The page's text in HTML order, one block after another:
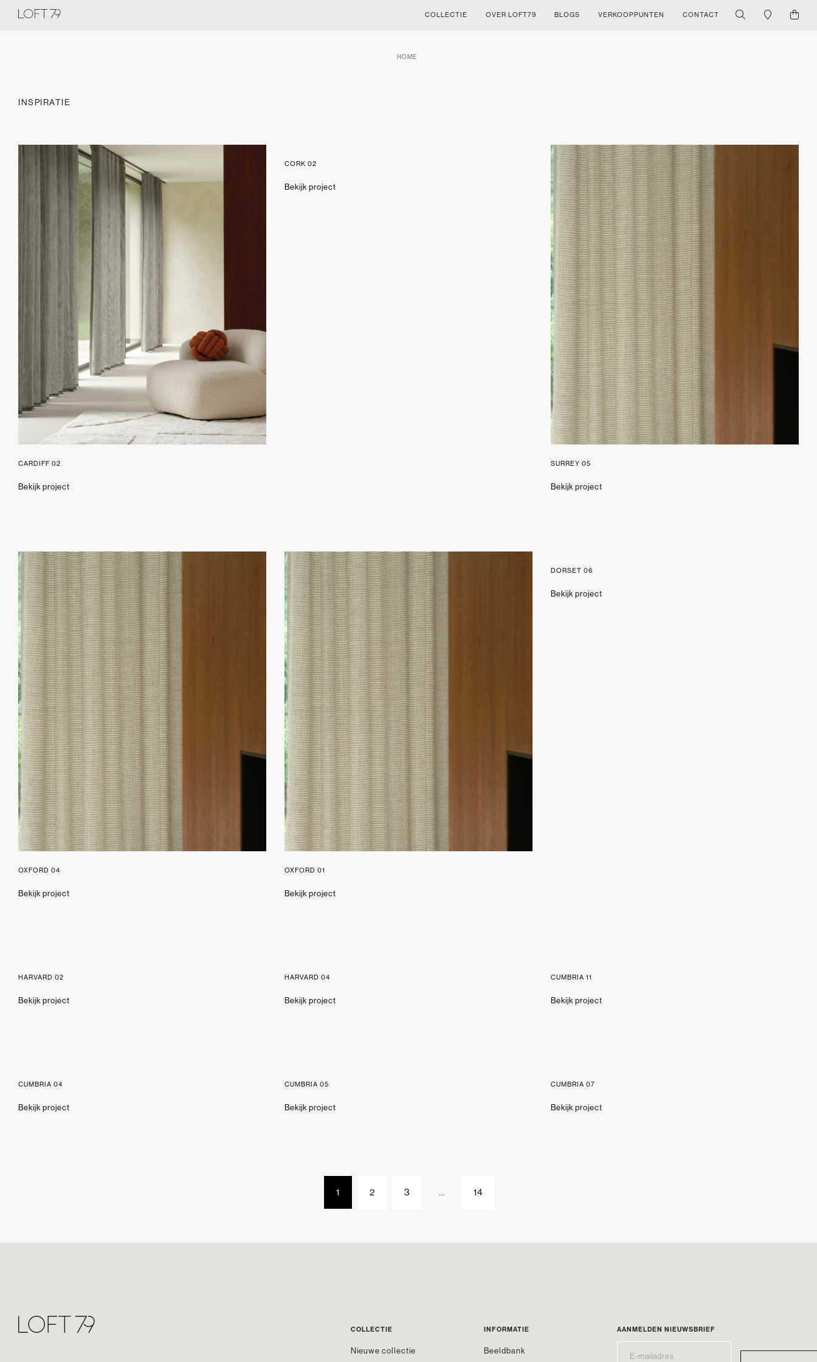
COLLECTIE OVER LOFT79 BLOGS VERKOOPPUNTEN CONTACT
HOME
INSPIRATIE
CARDIFF 02
Bekijk project
CORK 02
Bekijk project
SURREY 05
Bekijk project
OXFORD 04
Bekijk project
OXFORD 01
Bekijk project
DORSET 06
Bekijk project
HARVARD 02
Bekijk project
HARVARD 04
Bekijk project
CUMBRIA 11
Bekijk project
CUMBRIA 04
Bekijk project
CUMBRIA 05
Bekijk project
CUMBRIA 07
Bekijk project
1 2 3 … 14
COLLECTIE
Nieuwe collectie
INFORMATIE
Beeldbank
AANMELDEN NIEUWSBRIEF